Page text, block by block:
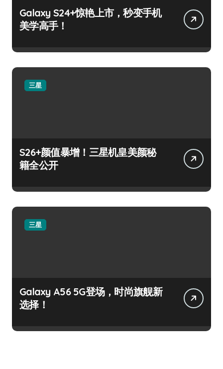
Galaxy S24+惊艳上市，秒变手机
美学高手！
三星
S26+颜值暴增！三星机皇美颜秘
籍全公开
三星
Galaxy A56 5G登场，时尚旗舰新
选择！